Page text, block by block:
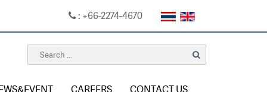
: +66-2274-4670
CAREERS CONTACT US